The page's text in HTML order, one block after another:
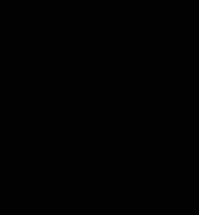
Website zu
die weitere
Website
Verwendung zu.
Informationen